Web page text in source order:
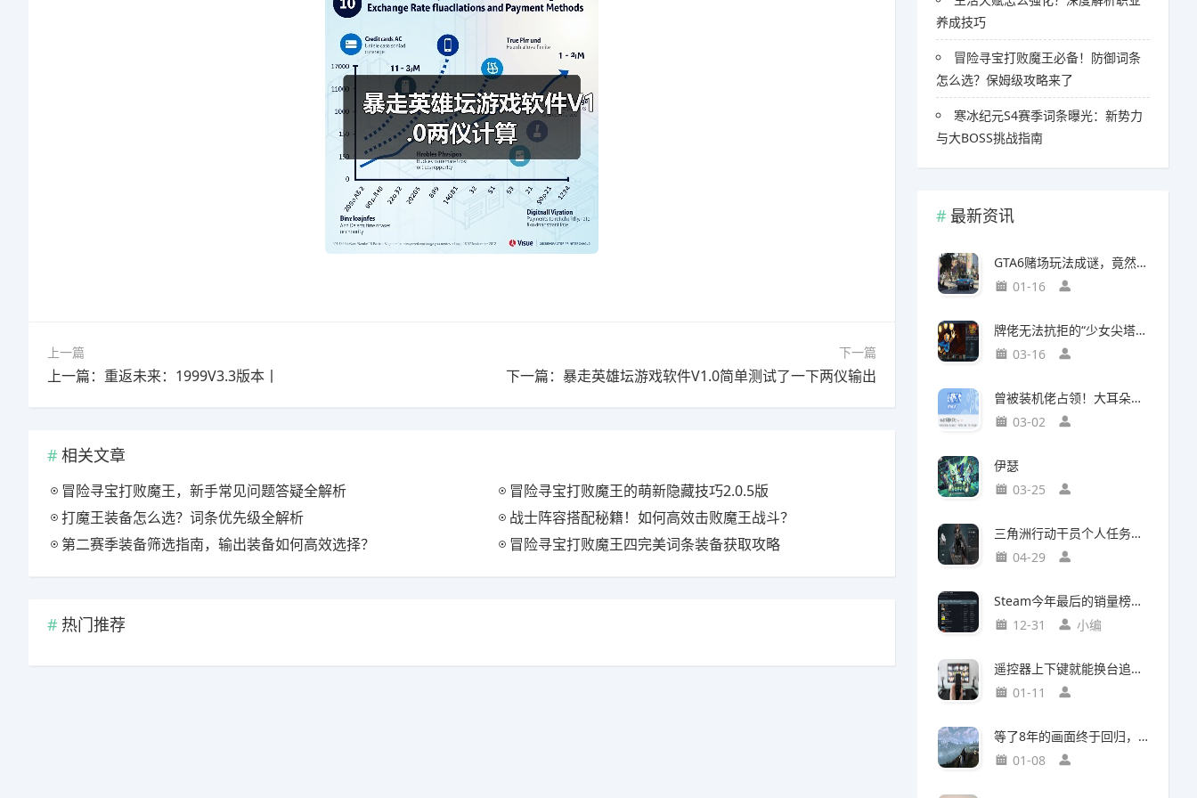
上一篇
上一篇：重返未来：1999V3.3版本丨
下一篇
下一篇：暴走英雄坛游戏软件V1.0简单测试了一下两仪输出
相关文章
冒险寻宝打败魔王，新手常见问题答疑全解析
冒险寻宝打败魔王的萌新隐藏技巧2.0.5版
打魔王装备怎么选？词条优先级全解析
战士阵容搭配秘籍！如何高效击败魔王战斗？
第二赛季装备筛选指南，输出装备如何高效选择？
冒险寻宝打败魔王四完美词条装备获取攻略
热门推荐
养成技巧
冒险寻宝打败魔王必备！防御词条
怎么选？保姆级攻略来了
寒冰纪元S4赛季词条曝光：新势力
与大BOSS挑战指南
最新资讯
GTA6赌场玩法成谜，竟然面临全球50国封禁风险
01-16
牌佬无法抗拒的“少女尖塔”竟然是个搜打撤？
03-16
曾被装机佬占领！大耳朵图图贴吧重归故主
03-02
伊瑟
03-25
三角洲行动干员个人任务一览及完成建议【无名篇】
04-29
Steam今年最后的销量榜！最后赢家不是《光与影：33号远征队》
12-31
小编
遥控器上下键就能换台追剧，这款神器竟然打破了传统电视的所有限制
01-11
等了8年的画面终于回归，这个Mod竟然让《巫师3》重现当年神级预告
01-08